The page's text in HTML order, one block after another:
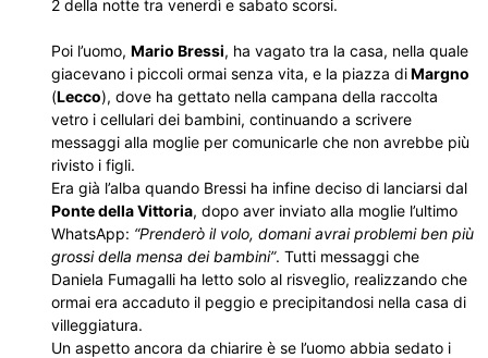
2 della notte tra venerdì e sabato scorsi.
Poi l’uomo, Mario Bressi, ha vagato tra la casa, nella quale
giacevano i piccoli ormai senza vita, e la piazza diMargno
(Lecco), dove ha gettato nella campana della raccolta
vetro i cellulari dei bambini, continuando a scrivere
messaggi alla moglie per comunicarle che non avrebbe più
rivisto i figli.
Era già l’alba quando Bressi ha infine deciso di lanciarsi dal
Ponte della Vittoria, dopo aver inviato alla moglie l’ultimo
WhatsApp: “Prenderò il volo, domani avrai problemi ben più
grossi della mensa dei bambini”. Tutti messaggi che
Daniela Fumagalli ha letto solo al risveglio, realizzando che
ormai era accaduto il peggio e precipitandosi nella casa di
villeggiatura.
Un aspetto ancora da chiarire è se l’uomo abbia sedato i